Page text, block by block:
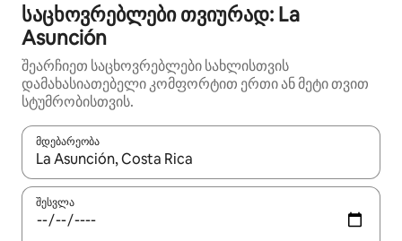
საცხოვრებლები თვიურად: La
Asunción
შეარჩიეთ საცხოვრებლები სახლისთვის
დამახასიათებელი კომფორტით ერთი ან მეტი თვით
სტუმრობისთვის.
მდებარეობა
როცა შედეგები ხელმისაწვდომი გახდება, ნავიგაციისთვის
შესვლა